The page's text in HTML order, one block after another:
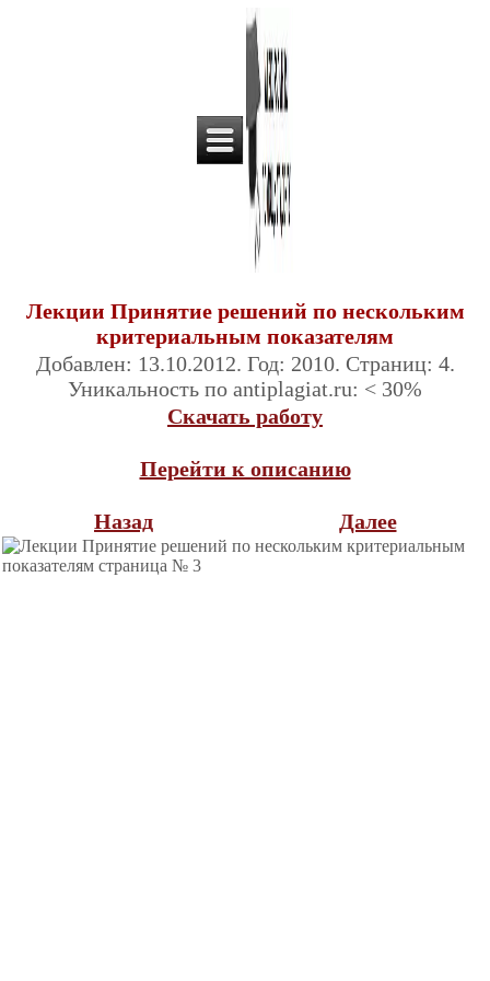
Лекции Принятие решений по нескольким
критериальным показателям
Добавлен: 13.10.2012. Год: 2010. Страниц: 4.
Уникальность по antiplagiat.ru: < 30%
Скачать работу
Перейти к описанию
Назад Далее